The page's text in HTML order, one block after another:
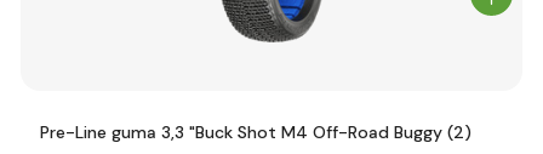
Pre-Line guma 3,3 "Buck Shot M4 Off-Road Buggy (2)